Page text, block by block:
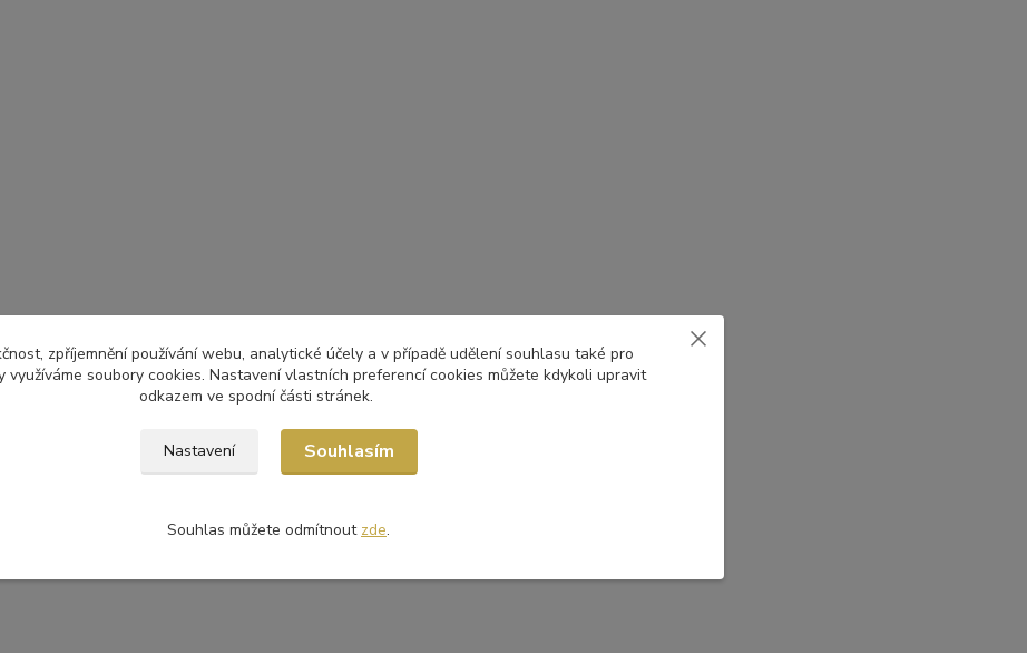
zpříjemnění používání webu, analytické účely a v případě udělení souhlasu také pro
využíváme soubory cookies. Nastavení vlastních preferencí cookies můžete kdykoli upravit
odkazem ve spodní části stránek.
Nastavení Souhlasím
Souhlas můžete odmítnout zde.